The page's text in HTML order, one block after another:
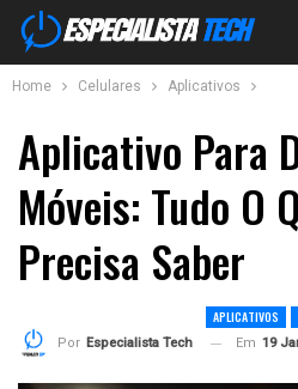
Home Celulares Aplicativos
Aplicativo Para
Móveis: Tudo O
Precisa Saber
APLICATIVOS
Por Especialista Tech Em 19